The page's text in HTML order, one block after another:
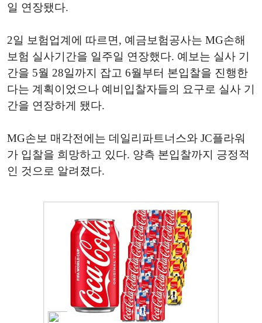
일 연장됐다.
2일 보험업계에 따르면, 예금보험공사는 MG손해
보험 실사기간을 일주일 연장했다. 예보는 실사 기
간을 5월 28일까지 잡고 6월부터 본입찰을 진행한
다는 계획이었으나 예비입찰자들의 요구로 실사 기
간을 연장하게 됐다.
MG손보 매각전에는 데일리파트너스와 JC플라워
가 입찰을 희망하고 있다. 양측 본입찰까지 긍정적
인 것으로 알려졌다.